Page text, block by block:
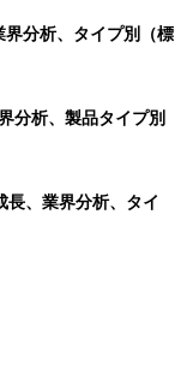
分析、タイプ別（標
分析、製品タイプ別
、業界分析、タイ